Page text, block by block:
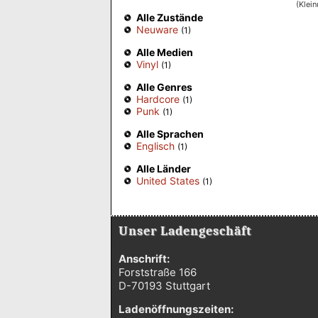
Alle Zustände
Neuware (1)
Alle Medien
Vinyl (1)
Alle Genres
Hardcore (1)
Punk (1)
Alle Sprachen
Englisch (1)
Alle Länder
United States (1)
Unser Ladengeschäft
Anschrift:
Forststraße 166
D-70193 Stuttgart
Ladenöffnungszeiten: